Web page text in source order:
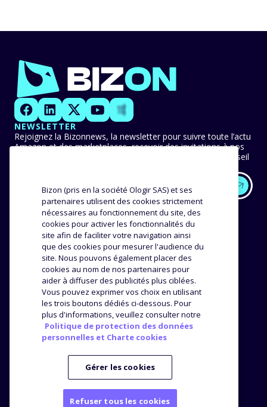
NEWSLETTER
Rejoignez la Bizonnews, la newsletter pour suivre toute l’actu
Amazon et des marketplaces, recevoir des invitations à nos
événements en avant-première et ne manquer aucun conseil
EXPERTISE
Méthodologie
Distribution
Analyse produit
NOS CLIENTS
Success stories
Avis et témoignages
ENTREPRISE
L’agence
Nos offres
RESSOURCES
Top Brands
Blog
Webinars
Presse
Bizon (pris en la société Ologir SAS) et ses
partenaires utilisent des cookies strictement
nécessaires au fonctionnement du site, des
cookies pour activer les fonctionnalités du
site afin de faciliter votre navigation ainsi
que des cookies pour mesurer l'audience du
site. Nous pouvons également placer des
cookies au nom de nos partenaires pour
aider à diffuser des publicités plus ciblées.
Vous pouvez exprimer vos choix en utilisant
les trois boutons dédiés ci-dessous. Pour
plus d'informations, veuillez consulter notre
Politique de protection des données
personnelles et Charte cookies
Gérer les cookies
Refuser tous les cookies